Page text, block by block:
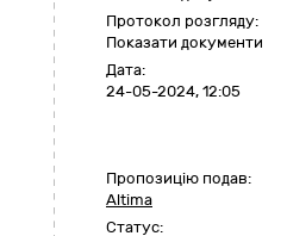
Протокол розгляду:
Показати документи
Дата:
24-05-2024, 12:05
Пропозицію подав:
Altima
Статус: